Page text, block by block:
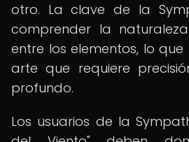
otro. La clave de la
comprender la
entre los elementos, lo
arte que requiere
profundo.
Los usuarios de la